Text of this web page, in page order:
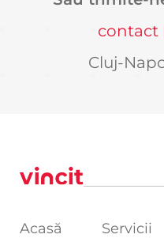
contact
Cluj-
Acasă
Servicii